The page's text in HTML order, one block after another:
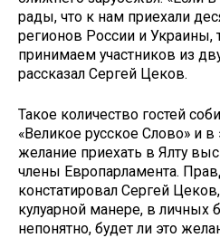
рады, что к нам приехали
регионов России и Украины,
принимаем участников из
рассказал Сергей Цеков.
Такое количество гостей
«Великое русское Слово» и
желание приехать в Ялту
члены Европарламента.
констатировал Сергей
кулуарной манере, в личных
непонятно, будет ли это